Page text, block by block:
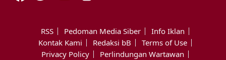
RSS Pedoman Media Siber
Info Iklan
Kontak Kami
Redaksi bB
Terms of Use
Privacy Policy
Perlindungan Wartawan